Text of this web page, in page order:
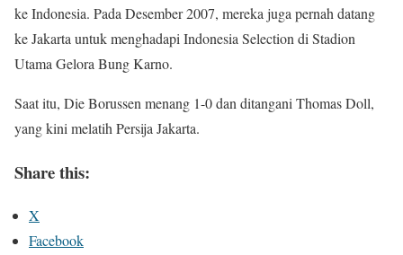
ke Indonesia. Pada Desember 2007, mereka juga pernah datang
ke Jakarta untuk menghadapi Indonesia Selection di Stadion
Utama Gelora Bung Karno.
Saat itu, Die Borussen menang 1-0 dan ditangani Thomas Doll,
yang kini melatih Persija Jakarta.
Share this:
X
Facebook